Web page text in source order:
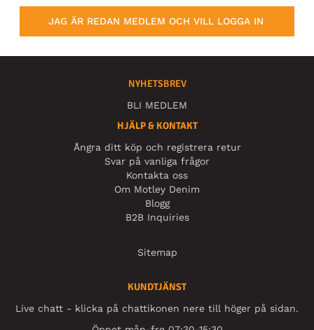
JAG ÄR REDAN MEDLEM OCH VILL LOGGA IN
NYHETSBREV
BLI MEDLEM
HJÄLP & KONTAKT
Ångra ditt köp och registrera retur
Svar på vanliga frågor
Kontakta oss
Om Motley Denim
Blogg
B2B Inquiries
Sitemap
KUNDTJÄNST
Live chatt - klicka på chattikonen nere till höger på sidan.